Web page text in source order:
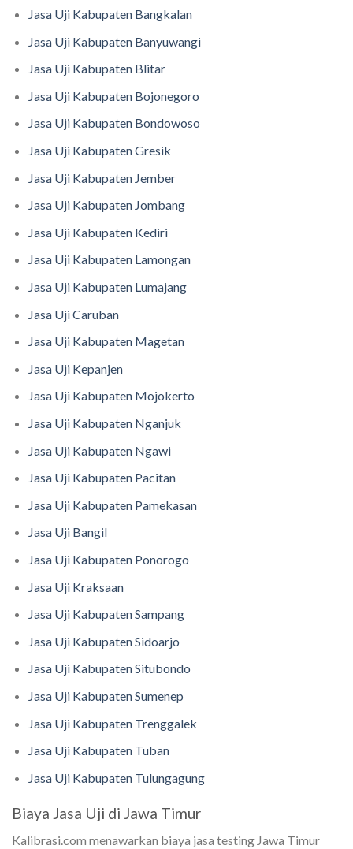
Jasa Uji Kabupaten Bangkalan
Jasa Uji Kabupaten Banyuwangi
Jasa Uji Kabupaten Blitar
Jasa Uji Kabupaten Bojonegoro
Jasa Uji Kabupaten Bondowoso
Jasa Uji Kabupaten Gresik
Jasa Uji Kabupaten Jember
Jasa Uji Kabupaten Jombang
Jasa Uji Kabupaten Kediri
Jasa Uji Kabupaten Lamongan
Jasa Uji Kabupaten Lumajang
Jasa Uji Caruban
Jasa Uji Kabupaten Magetan
Jasa Uji Kepanjen
Jasa Uji Kabupaten Mojokerto
Jasa Uji Kabupaten Nganjuk
Jasa Uji Kabupaten Ngawi
Jasa Uji Kabupaten Pacitan
Jasa Uji Kabupaten Pamekasan
Jasa Uji Bangil
Jasa Uji Kabupaten Ponorogo
Jasa Uji Kraksaan
Jasa Uji Kabupaten Sampang
Jasa Uji Kabupaten Sidoarjo
Jasa Uji Kabupaten Situbondo
Jasa Uji Kabupaten Sumenep
Jasa Uji Kabupaten Trenggalek
Jasa Uji Kabupaten Tuban
Jasa Uji Kabupaten Tulungagung
Biaya Jasa Uji di Jawa Timur
Kalibrasi.com menawarkan biaya jasa testing Jawa Timur